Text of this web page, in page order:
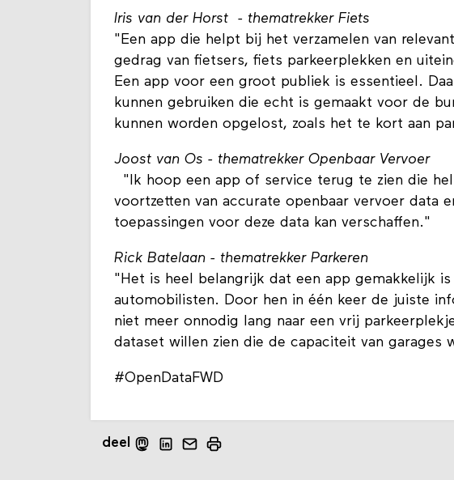
Iris van der Horst - thematrekker Fiets
"Een app die helpt bij het verzamelen van
gedrag van fietsers, fiets parkeerplekken en
Een app voor een groot publiek is essentieel.
kunnen gebruiken die echt is gemaakt voor de
kunnen worden opgelost, zoals het te kort aan
Joost van Os - thematrekker Openbaar Vervoer
"Ik hoop een app of service terug te zien die
voortzetten van accurate openbaar vervoer data
toepassingen voor deze data kan verschaffen."
Rick Batelaan - thematrekker Parkeren
"Het is heel belangrijk dat een app gemakkelijk
automobilisten. Door hen in één keer de juiste
niet meer onnodig lang naar een vrij
dataset willen zien die de capaciteit van garages
#OpenDataFWD
deel